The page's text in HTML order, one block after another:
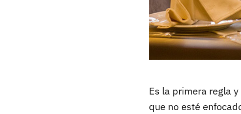
Es la primera regla
que no esté